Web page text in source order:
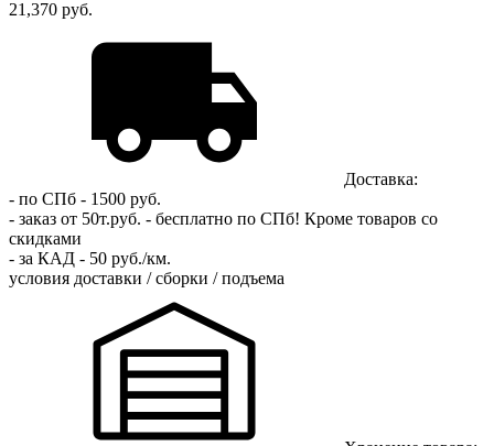
21,370 руб.
Доставка:
- по СПб - 1500 руб.
- заказ от 50т.руб. - бесплатно по СПб! Кроме товаров со
скидками
- за КАД - 50 руб./км.
условия доставки / сборки / подъема